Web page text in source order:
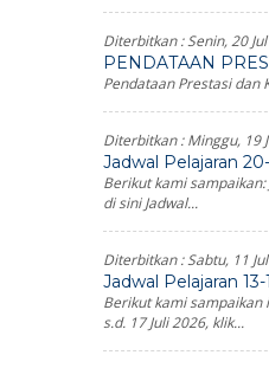
Diterbitkan :Senin, 20
PENDATAAN
Pendataan Prestasi dan
Diterbitkan :Minggu, 19
Jadwal Pelajaran
Berikut kami sampaikan:
di sini Jadwal...
Diterbitkan :Sabtu, 11
Jadwal Pelajaran
Berikut kami sampaikan
s.d. 17 Juli 2026, klik...